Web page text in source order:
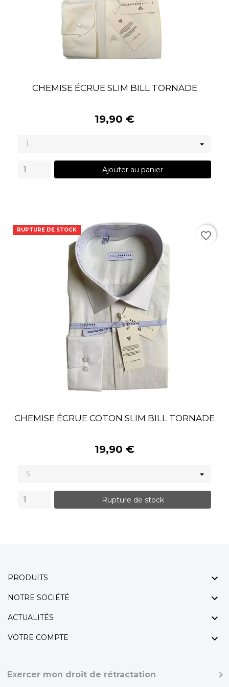
CHEMISE ÉCRUE SLIM BILL TORNADE
19,90 €
Ajouter au panier
RUPTURE DE STOCK
CHEMISE ÉCRUE COTON SLIM BILL TORNADE
19,90 €
Rupture de stock
favorite_border
PRODUITS 
NOTRE SOCIÉTÉ 
ACTUALITÉS 
VOTRE COMPTE 
Exercer mon droit de rétractation